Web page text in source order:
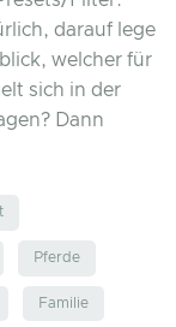
darauf lege
welcher für
sich in der
Dann
Pferde
Familie